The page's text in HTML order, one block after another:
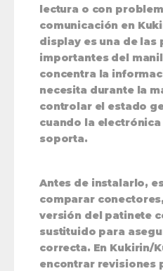
lectura o con
comunicación en
display es una de las
importantes del
concentra la
necesita durante la
controlar el estado
cuando la
soporta.
Antes de instalarlo,
comparar
versión del patinete
sustituido para
correcta. En Kukirin/
encontrar revisiones